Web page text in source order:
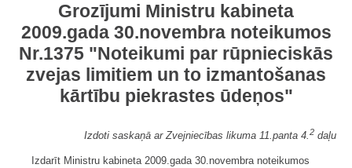
Grozījumi Ministru kabineta
2009.gada 30.novembra noteikumos
Nr.1375 "Noteikumi par rūpnieciskās
zvejas limitiem un to izmantošanas
kārtību piekrastes ūdeņos"
Izdoti saskaņā ar Zvejniecības likuma 11.panta 4.2 daļu
Izdarīt Ministru kabineta 2009.gada 30.novembra noteikumos